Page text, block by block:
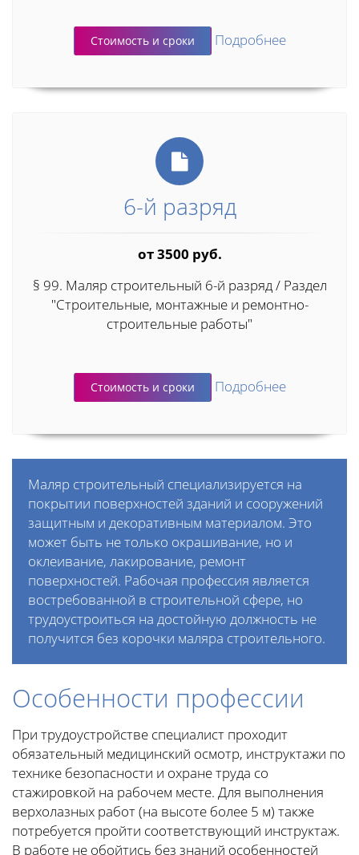
Стоимость и сроки Подробнее
6-й разряд
от 3500 руб.
§ 99. Маляр строительный 6-й разряд / Раздел
"Строительные, монтажные и ремонтно-
строительные работы"
Стоимость и сроки Подробнее
Маляр строительный специализируется на
покрытии поверхностей зданий и сооружений
защитным и декоративным материалом. Это
может быть не только окрашивание, но и
оклеивание, лакирование, ремонт
поверхностей. Рабочая профессия является
востребованной в строительной сфере, но
трудоустроиться на достойную должность не
получится без корочки маляра строительного.
Особенности профессии
При трудоустройстве специалист проходит
обязательный медицинский осмотр, инструктажи по
технике безопасности и охране труда со
стажировкой на рабочем месте. Для выполнения
верхолазных работ (на высоте более 5 м) также
потребуется пройти соответствующий инструктаж.
В работе не обойтись без знаний особенностей